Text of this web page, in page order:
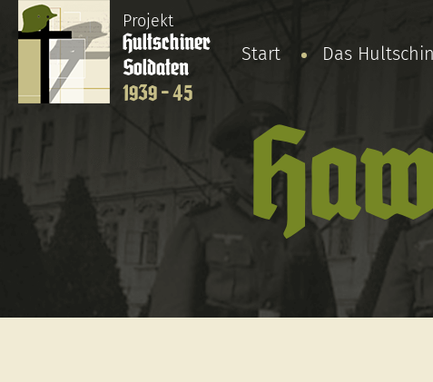
Projekt
Hultschiner
Soldaten
1939 - 45
Start Das